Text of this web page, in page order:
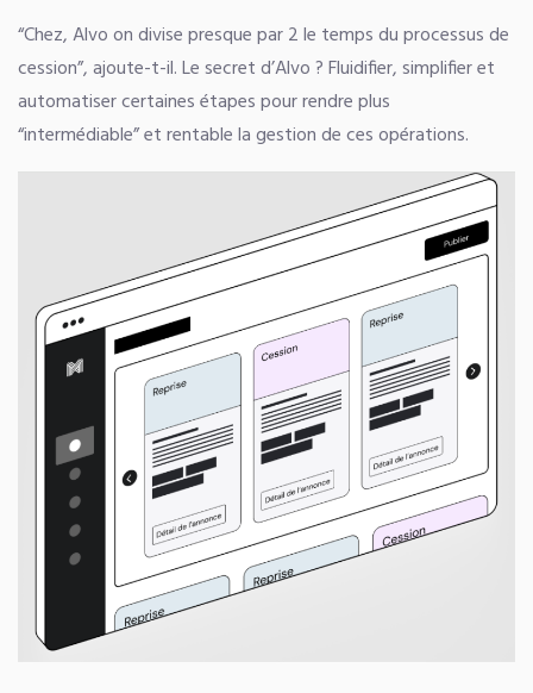
“Chez, Alvo on divise presque par 2 le temps du processus de
cession”, ajoute-t-il. Le secret d’Alvo ? Fluidifier, simplifier et
automatiser certaines étapes pour rendre plus
“intermédiable” et rentable la gestion de ces opérations.